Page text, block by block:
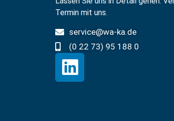
Termin mit uns.
service@wa-ka.de
(0 22 73) 95 188 0